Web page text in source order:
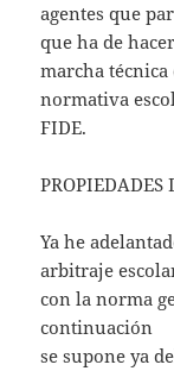
agentes que
que ha de
marcha
normativa
FIDE.
PROPIEDADES
Ya he
arbitraje
con la norma
continuación
se supone ya